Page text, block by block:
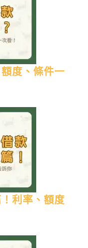
度、條件一
利率、額度